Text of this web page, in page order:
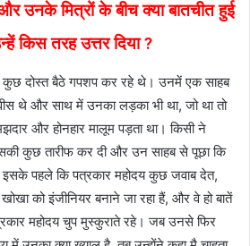
उनके मित्रों के बीच क्या बातचीत हुई
किस तरह उत्तर दिया ?
दोस्त बैठे गपशप कर रहे थे। उनमें एक साहब
थे और साथ में उनका लड़का भी था, जो था तो
और होनहार मालूम पड़ता था। किसी ने
कुछ तारीफ कर दी और उन साहब से पूछा कि
इसके पहले कि पत्रकार महोदय कुछ जवाब देत,
को इंजीनियर बनाने जा रहा हैं, और वे हो बातें
महोदय चुप मुस्कुराते रहे। जब उनसे फिर